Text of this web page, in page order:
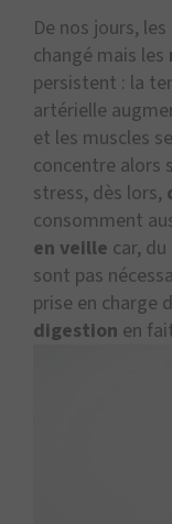
De nos jours,
changé mais les
persistent : la
artérielle
et les muscles
concentre alors
stress, dès lors,
consomment
en veille car,
sont pas
prise en charge
digestion en